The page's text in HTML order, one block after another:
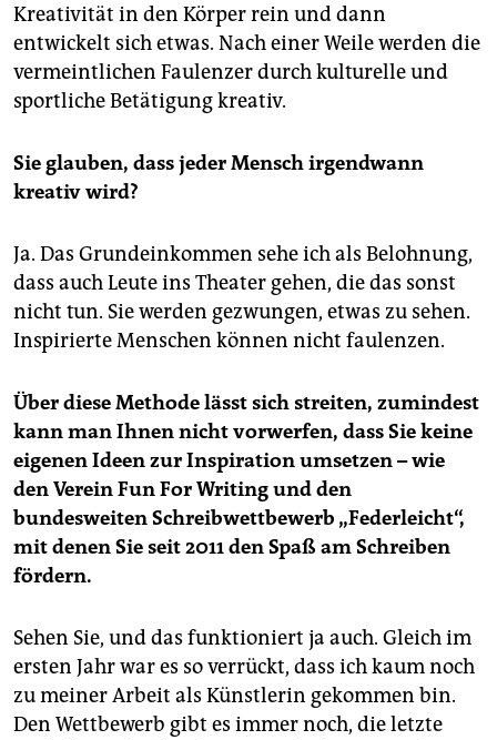
Kreativität in den Körper rein und dann
entwickelt sich etwas. Nach einer Weile werden die
vermeintlichen Faulenzer durch kulturelle und
sportliche Betätigung kreativ.
Sie glauben, dass jeder Mensch irgendwann
kreativ wird?
Ja. Das Grundeinkommen sehe ich als Belohnung,
dass auch Leute ins Theater gehen, die das sonst
nicht tun. Sie werden gezwungen, etwas zu sehen.
Inspirierte Menschen können nicht faulenzen.
Über diese Methode lässt sich streiten, zumindest
kann man Ihnen nicht vorwerfen, dass Sie keine
eigenen Ideen zur Inspiration umsetzen – wie
den Verein Fun For Writing und den
bundesweiten Schreibwettbewerb „Federleicht“,
mit denen Sie seit 2011 den Spaß am Schreiben
fördern.
Sehen Sie, und das funktioniert ja auch. Gleich im
ersten Jahr war es so verrückt, dass ich kaum noch
zu meiner Arbeit als Künstlerin gekommen bin.
Den Wettbewerb gibt es immer noch, die letzte